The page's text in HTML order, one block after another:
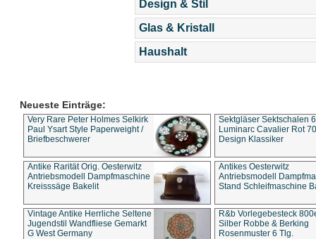
Design & Stil
Glas & Kristall
Haushalt
Neueste Einträge:
Very Rare Peter Holmes Selkirk
Paul Ysart Style Paperweight /
Briefbeschwerer
Sektgläser Sektschalen
Luminarc Cavalier Rot
Design Klassiker
Antike Rarität Orig. Oesterwitz
Antriebsmodell Dampfmaschine
Kreisssäge Bakelit
Antikes Oesterwitz
Antriebsmodell
Stand Schleifmaschine
Vintage Antike Herrliche Seltene
Jugendstil Wandfliese Gemarkt
G West Germany
R&b Vorlegebesteck
Silber Robbe & Berking
Rosenmuster 6 Tlg.